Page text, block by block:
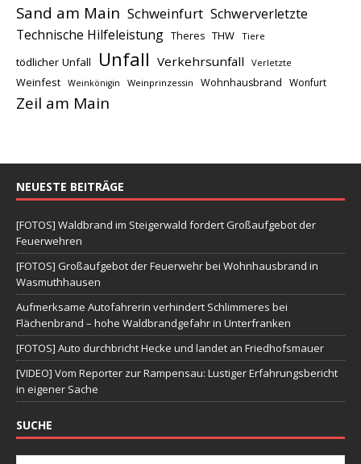
Sand am Main Schweinfurt Schwerverletzte
Technische Hilfeleistung Theres THW Tiere
tödlicher Unfall Unfall Verkehrsunfall Verletzte
Weinfest Weinkönigin Weinprinzessin Wohnhausbrand Wonfurt
Zeil am Main
NEUESTE BEITRÄGE
[FOTOS] Waldbrand im Steigerwald fordert Großaufgebot der
Feuerwehren
[FOTOS] Großaufgebot der Feuerwehr bei Wohnhausbrand in
Wasmuthhausen
Aufmerksame Autofahrerin verhindert Schlimmeres bei
Flächenbrand – hohe Waldbrandgefahr in Unterfranken
[FOTOS] Auto durchbricht Hecke und landet an Friedhofsmauer
[VIDEO] Vom Reporter zur Rampensau: Lustiger Erfahrungsbericht
in eigener Sache
SUCHE